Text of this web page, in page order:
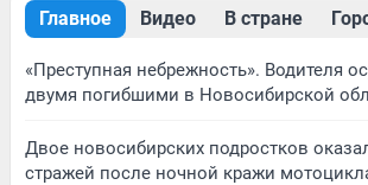
Главное Видео В стране
«Преступная небрежность». Водителя
двумя погибшими в Новосибирской
Двое новосибирских подростков
стражей после ночной кражи